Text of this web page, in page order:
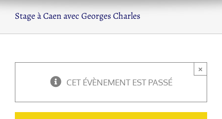
Stage à Caen avec Georges Charles
CET ÉVÈNEMENT EST PASSÉ
×